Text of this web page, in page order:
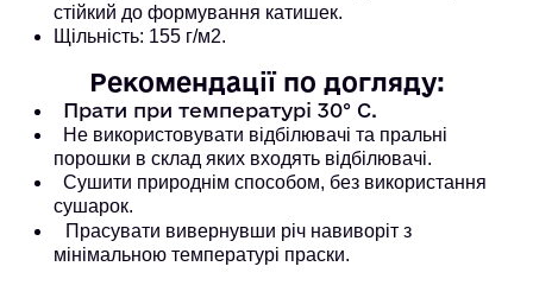
стійкий до формування катишек.
Щільність: 155 г/м2.
Рекомендації по догляду:
Прати при температурі 30° С.
Не використовувати відбілювачі та пральні
порошки в склад яких входять відбілювачі.
Сушити природнім способом, без використання
сушарок.
Прасувати вивернувши річ навиворіт з
мінімальною температурі праски.